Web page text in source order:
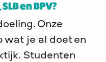
en BPV?
Onze
wat je al doet en
Studenten